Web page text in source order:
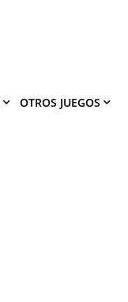
OTROS JUEGOS